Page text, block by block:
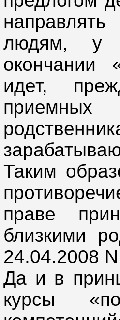
людям, у
окончании
идет,
приемных
Таким
праве
близкими
24.04.2008
Да и в
курсы